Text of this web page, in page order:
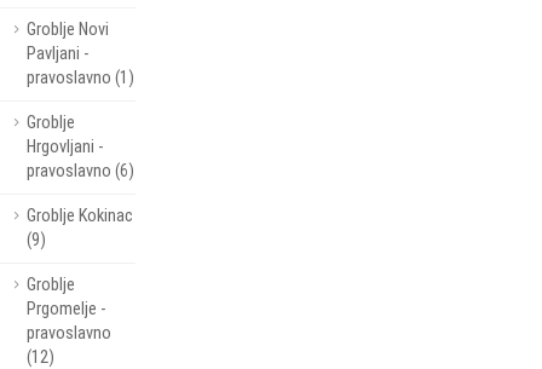
Groblje Novi
Pavljani -
pravoslavno (1)
Groblje
Hrgovljani -
pravoslavno (6)
Groblje Kokinac
(9)
Groblje
Prgomelje -
pravoslavno
(12)